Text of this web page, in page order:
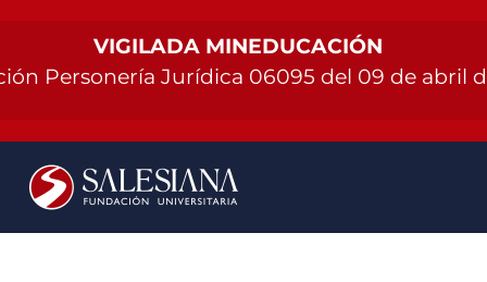
VIGILADA MINEDUCACIÓN
Personería Jurídica 06095 del 09 de abril